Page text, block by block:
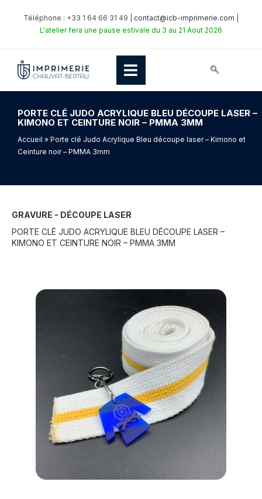
Téléphone : +33 1 64 66 31 49 | contact@icb-imprimerie.com
L'atelier fera une pause estivale du 3 au 21 Aout 2026
PORTE CLÉ JUDO ACRYLIQUE BLEU DÉCOUPE LASER –
KIMONO ET CEINTURE NOIR – PMMA 3MM
Accueil » Porte clé Judo Acrylique Bleu découpe laser – Kimono et
Ceinture noir – PMMA 3mm
GRAVURE - DÉCOUPE LASER
PORTE CLÉ JUDO ACRYLIQUE BLEU DÉCOUPE LASER –
KIMONO ET CEINTURE NOIR – PMMA 3MM